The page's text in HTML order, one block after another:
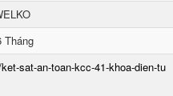
Tháng
sat-an-toan-kcc-41-khoa-dien-tu